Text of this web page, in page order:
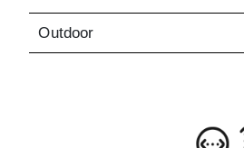
Outdoor